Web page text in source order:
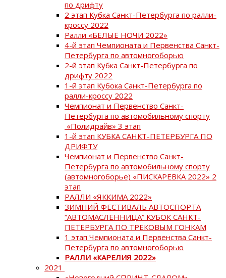
по дрифту
2 этап Кубка Санкт-Петербурга по ралли-
кроссу 2022
Ралли «БЕЛЫЕ НОЧИ 2022»
4-й этап Чемпионата и Первенства Санкт-
Петербурга по автомногоборью
2-й этап Кубка Санкт-Петербурга по
дрифту 2022
1-й этап Кубока Санкт-Петербурга по
ралли-кроссу 2022
Чемпионат и Первенство Санкт-
Петербурга по автомобильному спорту
«Полидрайв» 3 этап
1-й этап КУБКА САНКТ-ПЕТЕРБУРГА ПО
ДРИФТУ
Чемпионат и Первенство Санкт-
Петербурга по автомобильному спорту
(автомногоборье) «ПИСКАРЕВКА 2022» 2
этап
РАЛЛИ «ЯККИМА 2022»
ЗИМНИЙ ФЕСТИВАЛЬ АВТОСПОРТА
“АВТОМАСЛЕННИЦА” КУБОК САНКТ-
ПЕТЕРБУРГА ПО ТРЕКОВЫМ ГОНКАМ
1 этап Чемпионата и Первенства Санкт-
Петербурга по автомногоборью
РАЛЛИ «КАРЕЛИЯ 2022»
2021